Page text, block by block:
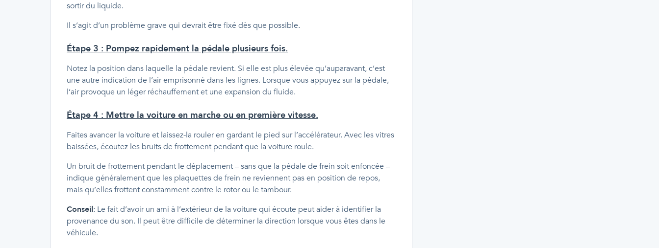
sortir du liquide.
Il s’agit d’un problème grave qui devrait être fixé dès que possible.
Étape 3 : Pompez rapidement la pédale plusieurs fois.
Notez la position dans laquelle la pédale revient. Si elle est plus élevée qu’auparavant, c’est
une autre indication de l’air emprisonné dans les lignes. Lorsque vous appuyez sur la pédale,
l’air provoque un léger réchauffement et une expansion du fluide.
Étape 4 : Mettre la voiture en marche ou en première vitesse.
Faites avancer la voiture et laissez-la rouler en gardant le pied sur l’accélérateur. Avec les vitres
baissées, écoutez les bruits de frottement pendant que la voiture roule.
Un bruit de frottement pendant le déplacement – sans que la pédale de frein soit enfoncée –
indique généralement que les plaquettes de frein ne reviennent pas en position de repos,
mais qu’elles frottent constamment contre le rotor ou le tambour.
Conseil: Le fait d’avoir un ami à l’extérieur de la voiture qui écoute peut aider à identifier la
provenance du son. Il peut être difficile de déterminer la direction lorsque vous êtes dans le
véhicule.